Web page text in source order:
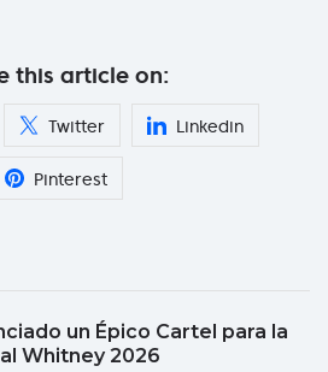
this article on:
Twitter Linkedin
Pinterest
un Épico Cartel para la
Whitney 2026